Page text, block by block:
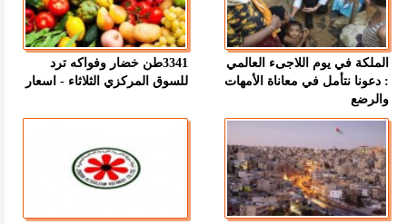
الملكة في يوم اللاجىء العالمي
: دعونا نتأمل في معاناة الأمهات
والرضع
3341طن خضار وفواكه ترد
للسوق المركزي الثلاثاء - اسعار